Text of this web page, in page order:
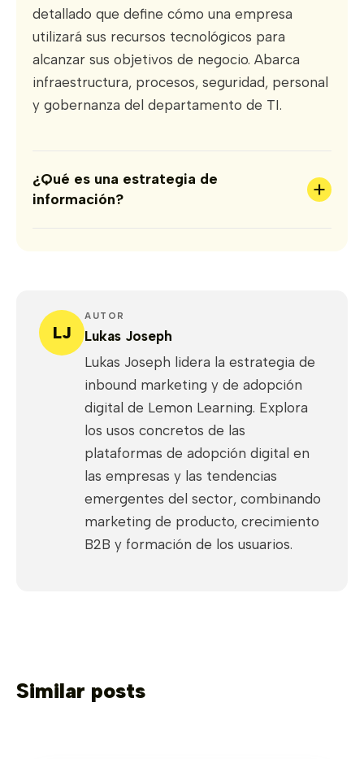
detallado que define cómo una empresa
utilizará sus recursos tecnológicos para
alcanzar sus objetivos de negocio. Abarca
infraestructura, procesos, seguridad, personal
y gobernanza del departamento de TI.
¿Qué es una estrategia de
información?
+
LJ
AUTOR
Lukas Joseph
Lukas Joseph lidera la estrategia de
inbound marketing y de adopción
digital de Lemon Learning. Explora
los usos concretos de las
plataformas de adopción digital en
las empresas y las tendencias
emergentes del sector, combinando
marketing de producto, crecimiento
B2B y formación de los usuarios.
Similar posts